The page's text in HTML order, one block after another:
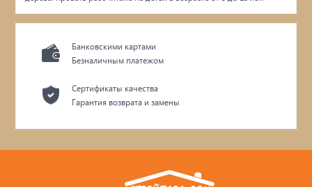
Банковскими картами
Безналичным платежом
Сертификаты качества
Гарантия возврата и замены